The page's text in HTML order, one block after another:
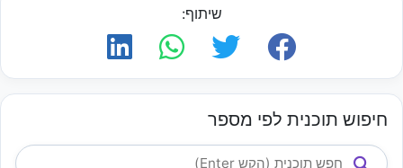
שיתוף:
חיפוש תוכנית לפי מספר